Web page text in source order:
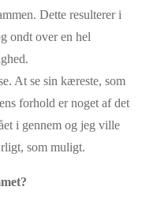
Dette resulterer i
ondt over en hel
At se sin kæreste, som
forhold er noget af det
i gennem og jeg ville
som muligt.